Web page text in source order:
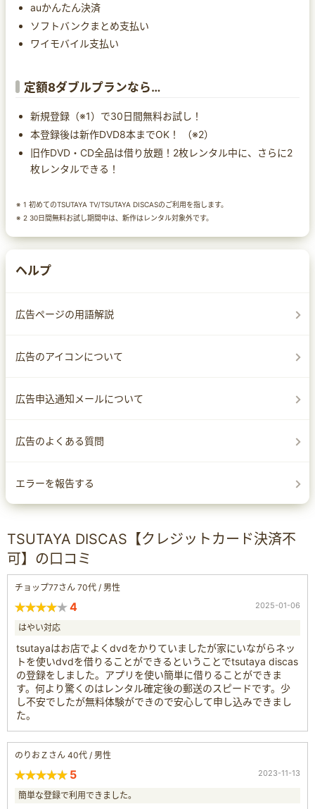
auかんたん決済
ソフトバンクまとめ支払い
ワイモバイル支払い
定額8ダブルプランなら…
新規登録（※1）で30日間無料お試し！
本登録後は新作DVD8本までOK！ （※2）
旧作DVD・CD全品は借り放題！2枚レンタル中に、さらに2
枚レンタルできる！
1 初めてのTSUTAYA TV/TSUTAYA DISCASのご利用を指します。
2 30日間無料お試し期間中は、新作はレンタル対象外です。
ヘルプ
広告ページの用語解説
広告のアイコンについて
広告申込通知メールについて
広告のよくある質問
エラーを報告する
TSUTAYA DISCAS【クレジットカード決済不
可】の口コミ
チョップ77さん 70代 / 男性
4 2025-01-06
はやい対応
tsutayaはお店でよくdvdをかりていましたが家にいながらネッ
トを使いdvdを借りることができるということでtsutaya discas
の登録をしました。アプリを使い簡単に借りることができま
す。何より驚くのはレンタル確定後の郵送のスピードです。少
し不安でしたが無料体験ができので安心して申し込みできまし
た。
のりおＺさん 40代 / 男性
5 2023-11-13
簡単な登録で利用できました。